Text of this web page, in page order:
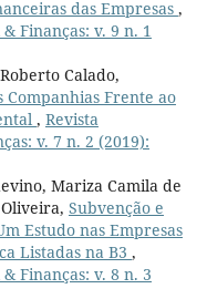
das Empresas ,
Finanças: v. 9 n. 1
Calado,
Companhias Frente ao
, Revista
v. 7 n. 2 (2019):
Mariza Camila de
Subvenção e
Estudo nas Empresas
Listadas na B3 ,
Finanças: v. 8 n. 3